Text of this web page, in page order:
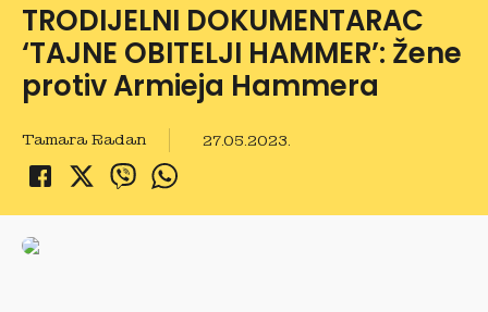
TRODIJELNI DOKUMENTARAC
‘TAJNE OBITELJI HAMMER’: Žene
protiv Armieja Hammera
Tamara Radan 27.05.2023.